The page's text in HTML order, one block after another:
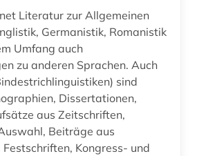
Literatur zur Allgemeinen
Germanistik, Romanistik
Umfang auch
zu anderen Sprachen. Auch
sind
aus Zeitschriften,
Beiträge aus
Kongress- und